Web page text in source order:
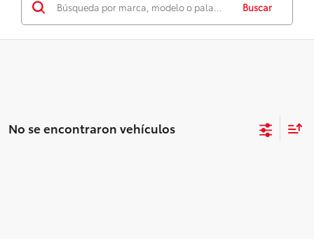
Buscar
No se encontraron vehículos